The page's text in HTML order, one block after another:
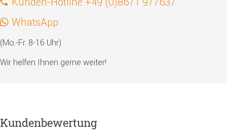
WhatsApp
(Mo.-Fr. 8-16 Uhr)
Wir helfen Ihnen gerne weiter!
Kundenbewertung